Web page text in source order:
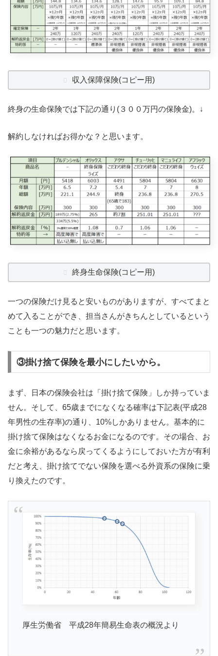
収入保障保険(コピー用)
終身の生命保険では下記の通り(３００万円の保険金)。↓
解約しなければお得かな？と思います。
終身生命保険(コピー用)
一つの保険だけ見ると安いものがありますが、すべてまと
めて入ることができ、担当さんがきちんとしているという
ことも一つの魅力だと思います。
③掛け捨て保険を最小にしたいから。
まず、日本の保険会社は「掛け捨て保険」しか持っていま
せん。そして、65歳までになくなる確率は下記表(平成28
年男性の生存率)の通り、10%しかありません。基本的に
掛け捨て保険はなくなるお金になるのです。その場合、お
金に余裕があるなら戻ってくるようにしておいた方が有利
だと考え、掛け捨てでない保険を選べる外資系の保険に乗
り換えたのです。
厚生労働省 平成28年簡易生命表の概況より